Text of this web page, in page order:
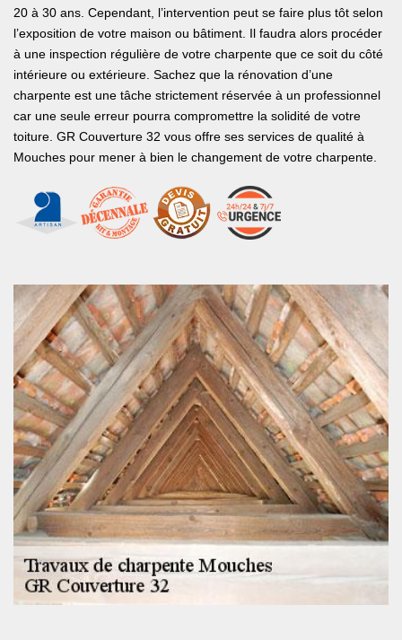
20 à 30 ans. Cependant, l’intervention peut se faire plus tôt selon
l’exposition de votre maison ou bâtiment. Il faudra alors procéder
à une inspection régulière de votre charpente que ce soit du côté
intérieure ou extérieure. Sachez que la rénovation d’une
charpente est une tâche strictement réservée à un professionnel
car une seule erreur pourra compromettre la solidité de votre
toiture. GR Couverture 32 vous offre ses services de qualité à
Mouches pour mener à bien le changement de votre charpente.